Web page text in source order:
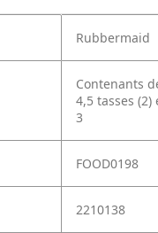
Rubbermaid
Contenants
4,5 tasses
3
FOOD0198
2210138